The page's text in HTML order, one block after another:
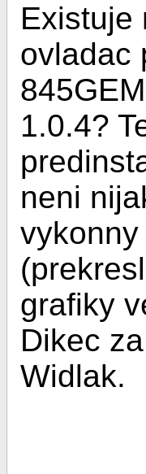
Existuje
ovladac
1.0.4?
neni
vykonny
grafiky
Dikec
Widlak.